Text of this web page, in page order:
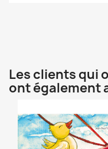
Les clients qui
ont également